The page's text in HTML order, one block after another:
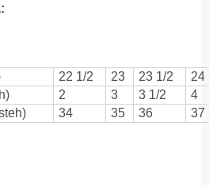
22 1/2 23 23 1/2
24
2 3 3 1/2
4
34 35 36 37